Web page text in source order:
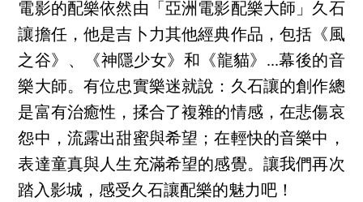
電影的配樂依然由「亞洲電影配樂大師」久石
讓擔任，他是吉卜力其他經典作品，包括《風
之谷》、《神隱少女》和《龍貓》...幕後的音
樂大師。有位忠實樂迷就說：久石讓的創作總
是富有治癒性，揉合了複雜的情感，在悲傷哀
怨中，流露出甜蜜與希望；在輕快的音樂中，
表達童真與人生充滿希望的感覺。讓我們再次
踏入影城，感受久石讓配樂的魅力吧！